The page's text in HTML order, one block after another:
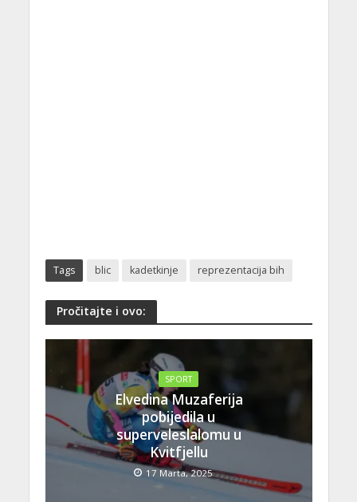
Tags blic kadetkinje reprezentacija bih
Pročitajte i ovo:
SPORT
Elvedina Muzaferija
pobijedila u
superveleslalomu u
Kvitfjellu
17 Marta, 2025